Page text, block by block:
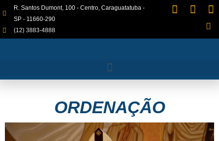
R. Santos Dumont, 100 - Centro, Caraguatatuba -
SP - 11660-290
(12) 3883-4888
ORDENAÇÃO